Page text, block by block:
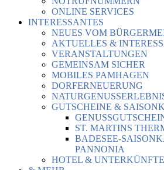
ONLINE SERVICES
INTERESSANTES
NEUES VOM
AKTUELLES &
VERANSTALTUNGEN
GEMEINSAM SICHER
MOBILES PAMHAGEN
DORFERNEUERUNG
GUTSCHEINE &
ST. MARTINS
BADESEE-
PANNONIA
HOTEL & UNTERKÜNFTE